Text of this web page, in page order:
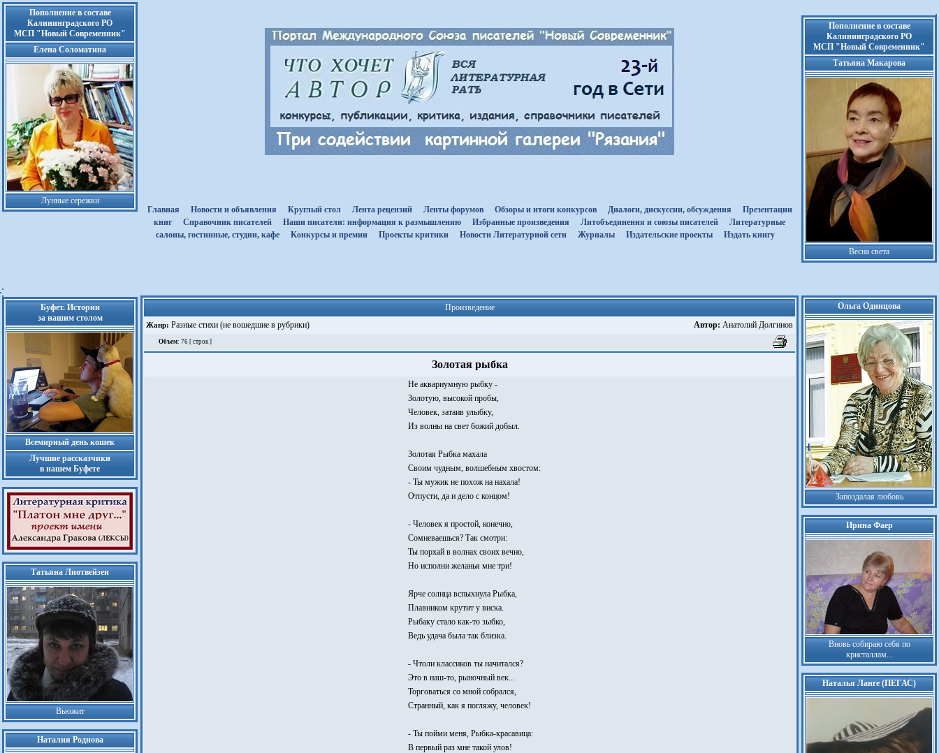
Пополнение в составе
Калининградского РО
МСП "Новый Современник"
Елена Соломатина
Лунные сережки
Главная
Новости и объявления Круглый стол Лента рецензий Ленты форумов Обзоры и итоги конкурсов Диалоги, дискуссии, обсуждения
Презентации
книг
Cправочник писателей Наши писатели: информация к размышлению Избранные произведения Литобъединения и союзы писателей
Литературные
салоны, гостинные, студии, кафе
Kонкурсы и премии Проекты критики Новости Литературной сети Журналы Издательские проекты Издать книгу
Пополнение в составе
Калининградского РО
МСП "Новый Современник"
Татьяна Макарова
Весна света
Буфет. Истории
за нашим столом
Всемирный день кошек
Лучшие рассказчики
в нашем Буфете
Татьяна Лиотвейзен
Вьюжит
Наталия Роднова
Произведение
Жанр: Разные стихи (не вошедшие в рубрики) Автор: Анатолий Долгинов
Объем: 76 [ строк ]
Золотая рыбка
Не аквариумную рыбку -
Золотую, высокой пробы,
Человек, затаив улыбку,
Из волны на свет божий добыл.
Золотая Рыбка махала
Своим чудным, волшебным хвостом:
- Ты мужик не похож на нахала!
Отпусти, да и дело с концом!
- Человек я простой, конечно,
Сомневаешься? Так смотри:
Ты порхай в волнах своих вечно,
Но исполни желанья мне три!
Ярче солнца вспыхнула Рыбка,
Плавником крутит у виска.
Рыбаку стало как-то зыбко,
Ведь удача была так близка.
- Чтоли классиков ты начитался?
Это в наш-то, рыночный век...
Торговаться со мной собрался,
Странный, как я погляжу, человек!
- Ты пойми меня, Рыбка-красавица:
В первый раз мне такой улов!
Ольга Одинцова
Запоздалая любовь
Ирина Фаер
Вновь собираю себя по
кристаллам...
Наталья Ланге (ПЕГАС)